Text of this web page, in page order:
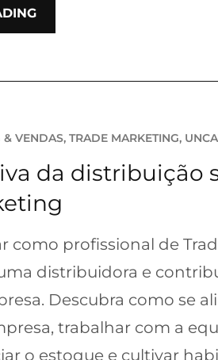
& VENDAS, TRADE MARKETING,
da distribuição
como profissional de
distribuidora e
Descubra como se
trabalhar com a
o estoque e cultivar